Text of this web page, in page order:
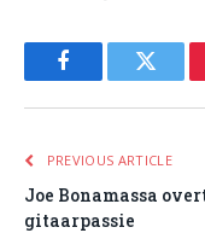
Facebook
PREVIOUS ARTICLE
Joe Bonamassa
gitaarpassie